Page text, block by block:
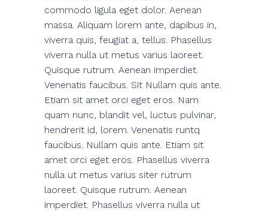
commodo ligula eget dolor. Aenean
massa. Aliquam lorem ante, dapibus in,
viverra quis, feugiat a, tellus. Phasellus
viverra nulla ut metus varius laoreet.
Quisque rutrum. Aenean imperdiet.
Venenatis faucibus. Sit Nullam quis ante.
Etiam sit amet orci eget eros. Nam
quam nunc, blandit vel, luctus pulvinar,
hendrerit id, lorem. Venenatis runtq
faucibus. Nullam quis ante. Etiam sit
amet orci eget eros. Phasellus viverra
nulla ut metus varius siter rutrum
laoreet. Quisque rutrum. Aenean
imperdiet. Phasellus viverra nulla ut